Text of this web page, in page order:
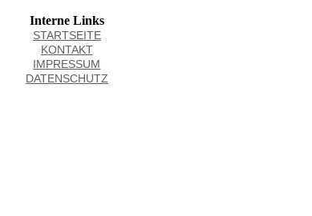
Interne Links
STARTSEITE
KONTAKT
IMPRESSUM
DATENSCHUTZ